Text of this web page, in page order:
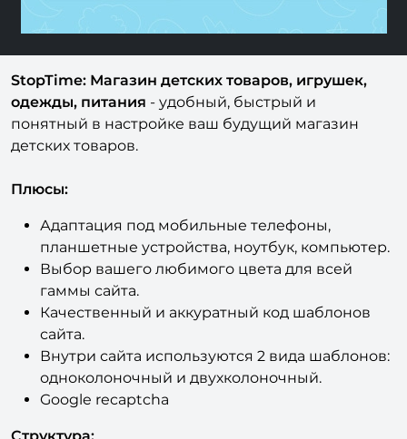
StopTime: Магазин детских товаров, игрушек,
одежды, питания- удобный, быстрый и
понятный в настройке ваш будущий магазин
Плюсы:
Адаптация под мобильные телефоны,
планшетные устройства, ноутбук, компьютер.
Выбор вашего любимого цвета для всей
гаммы сайта.
Качественный и аккуратный код шаблонов
сайта.
Внутри сайта используются 2 вида шаблонов:
одноколоночный и двухколоночный.
Google recaptcha